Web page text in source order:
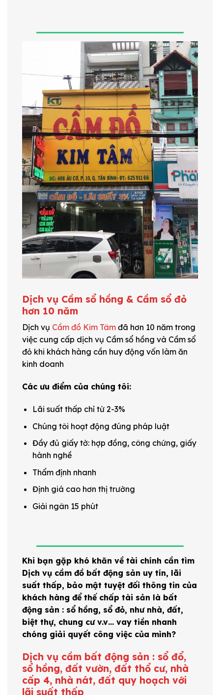
Dịch vụ Cầm sổ hồng & Cầm sổ đỏ
hơn 10 năm
Dịch vụ Cầm đồ Kim Tâm đã hơn 10 năm trong
việc cung cấp dịch vụ Cầm sổ hồng và Cầm sổ
đỏ khi khách hàng cần huy động vốn làm ăn
kinh doanh
Các ưu điểm của chúng tôi:
Lãi suất thấp chỉ từ 2-3%
Chúng tôi hoạt động đúng pháp luật
Đầy đủ giấy tờ: hợp đồng, công chứng, giấy
hành nghề
Thẩm định nhanh
Định giá cao hơn thị trường
Giải ngân 15 phút
Khi bạn gặp khó khăn về tài chính cần tìm
Dịch vụ cầm đồ bất động sản uy tín, lãi
suất thấp, bảo mật tuyệt đối thông tin của
khách hàng để thế chấp tài sản là bất
động sản : sổ hồng, sổ đỏ, như nhà, đất,
biệt thự, chung cư v.v… vay tiền nhanh
chóng giải quyết công việc của mình?
Dịch vụ cầm bất động sản : sổ đổ,
sổ hồng, đất vườn, đất thổ cư, nhà
cấp 4, nhà nát, đất quy hoạch với
lãi suất thấp